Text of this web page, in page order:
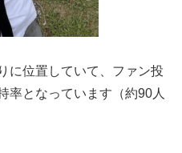
に位置していて、ファン投
率となっています​（約90人